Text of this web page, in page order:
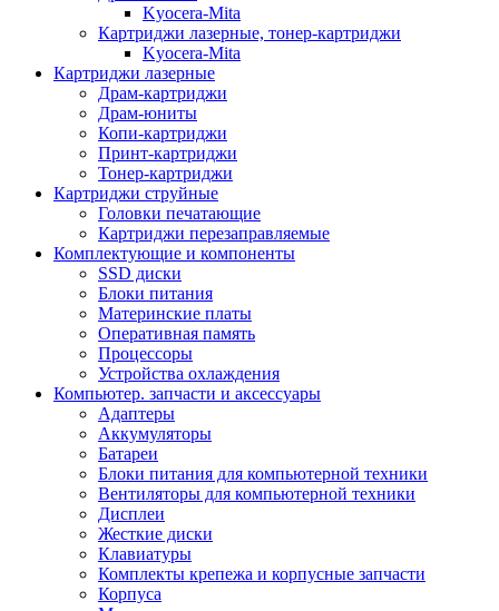
Kyocera-Mita
Картриджи лазерные, тонер-картриджи
Kyocera-Mita
Картриджи лазерные
Драм-картриджи
Драм-юниты
Копи-картриджи
Принт-картриджи
Тонер-картриджи
Картриджи струйные
Головки печатающие
Картриджи перезаправляемые
Комплектующие и компоненты
SSD диски
Блоки питания
Материнские платы
Оперативная память
Процессоры
Устройства охлаждения
Компьютер. запчасти и аксессуары
Адаптеры
Аккумуляторы
Батареи
Блоки питания для компьютерной техники
Вентиляторы для компьютерной техники
Дисплеи
Жесткие диски
Клавиатуры
Комплекты крепежа и корпусные запчасти
Корпуса